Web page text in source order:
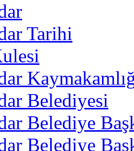
Tarihi
Belediyesi
Belediye
Belediye